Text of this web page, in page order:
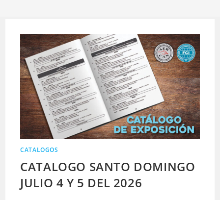
CATALOGOS
CATALOGO SANTO DOMINGO
JULIO 4 Y 5 DEL 2026